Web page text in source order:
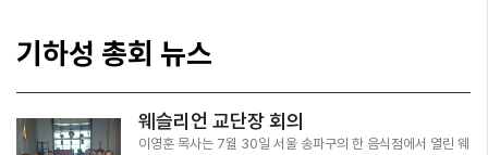
기하성 총회 뉴스
웨슬리언 교단장 회의
이영훈 목사는 7월 30일 서울 송파구의 한 음식점에서 열린 웨